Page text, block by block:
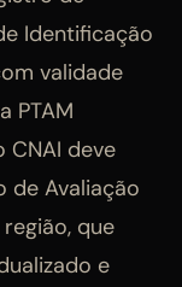
Identificação
validade
PTAM
CNAI deve
de Avaliação
que
e